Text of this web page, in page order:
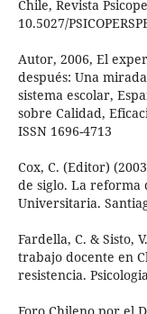
Chile, Revista
10.5027/
Autor, 2006, El
después: Una
sistema escolar,
sobre Calidad,
ISSN 1696-4713
Cox, C. (Editor)
de siglo. La reforma
Universitaria.
Fardella, C. & Sisto,
trabajo docente en
resistencia.